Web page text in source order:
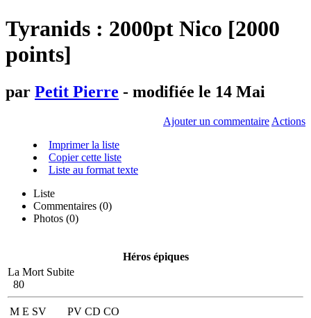
Tyranids : 2000pt Nico [2000
points]
par Petit Pierre - modifiée le 14 Mai
Ajouter un commentaire Actions
Imprimer la liste
Copier cette liste
Liste au format texte
Liste
Commentaires (0)
Photos (0)
Héros épiques
La Mort Subite
80
M E SV PV CD CO